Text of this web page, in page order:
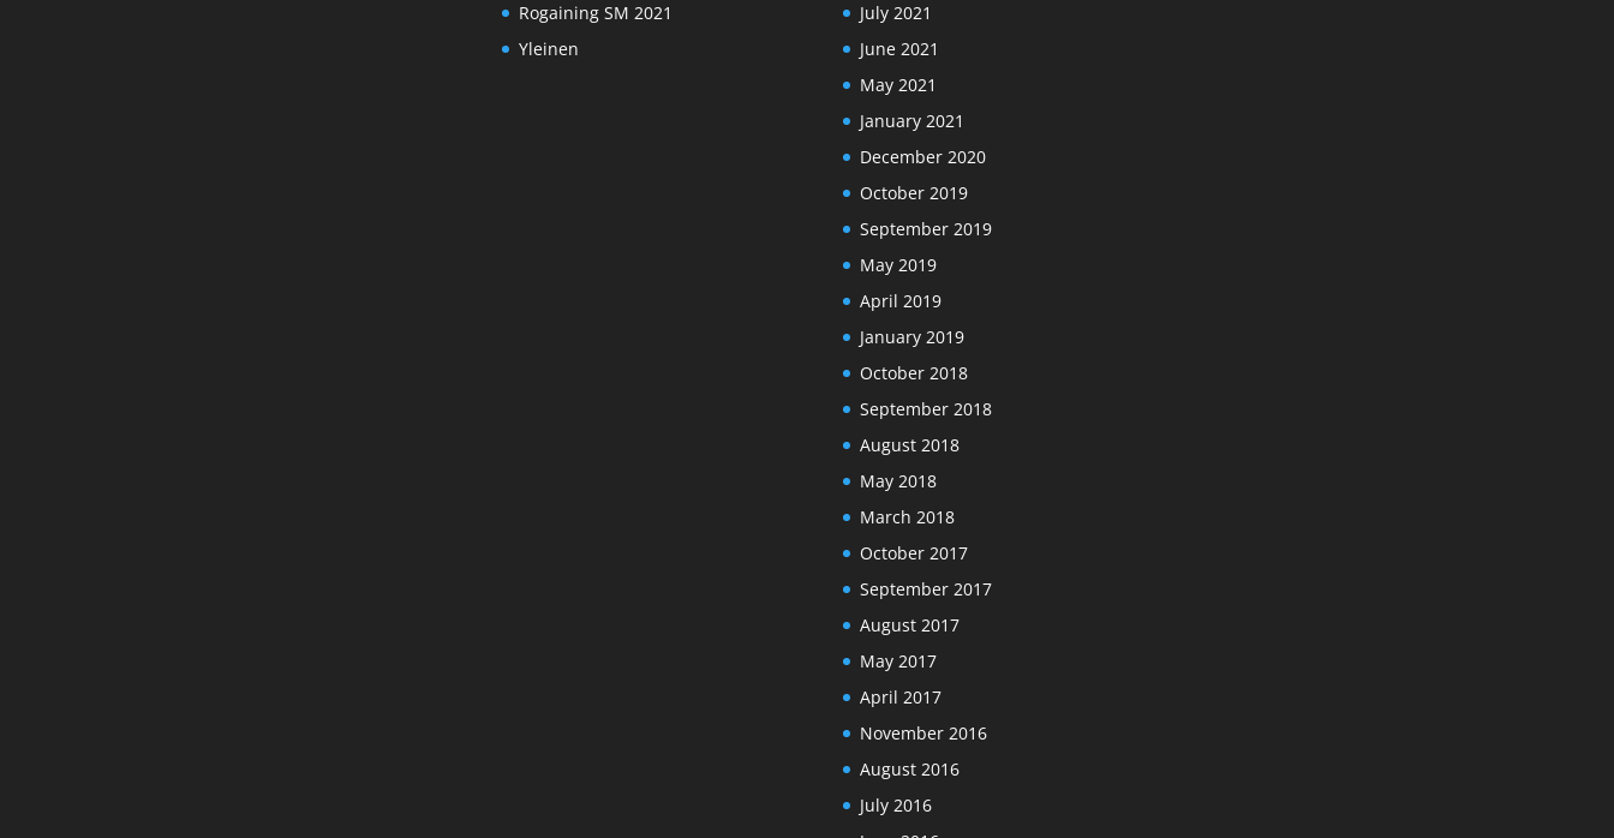
Rogaining SM 2021
Yleinen
July 2021
June 2021
May 2021
January 2021
December 2020
October 2019
September 2019
May 2019
April 2019
January 2019
October 2018
September 2018
August 2018
May 2018
March 2018
October 2017
September 2017
August 2017
May 2017
April 2017
November 2016
August 2016
July 2016